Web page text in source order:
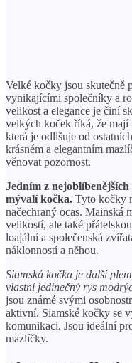
Velké kočky jsou skutečně
vynikajícími společníky a
velikost a elegance je činí
velkých koček říká, že mají
která je odlišuje od
krásném a elegantním
věnovat pozornost.
Jedním z
mývalí kočka. Tyto kočky
načechraný ocas. Mainská
velikostí, ale také
loajální a společenská
náklonností a něhou.
Siamská kočka je další
vlastní jedinečný rys
jsou známé svými
aktivní. Siamské kočky se
komunikaci. Jsou ideální
mazlíčky.